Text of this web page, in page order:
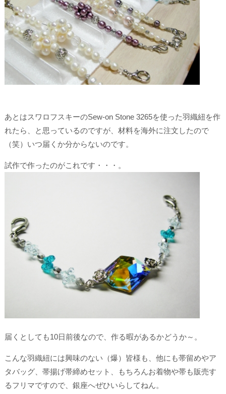
あとはスワロフスキーのSew-on Stone 3265を使った羽織紐を作
れたら、と思っているのですが、材料を海外に注文したので
（笑）いつ届くか分からないのです。
試作で作ったのがこれです・・・。
届くとしても10日前後なので、作る暇があるかどうか～。
こんな羽織紐には興味のない（爆）皆様も、他にも帯留めやア
タバッグ、帯揚げ帯締めセット、もちろんお着物や帯も販売す
るフリマですので、銀座へぜひいらしてねん。